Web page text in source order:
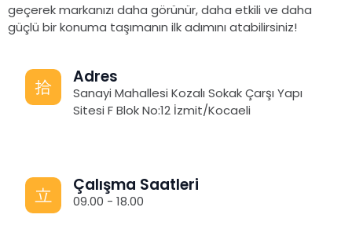
geçerek markanızı daha görünür, daha etkili ve daha
güçlü bir konuma taşımanın ilk adımını atabilirsiniz!
Adres
Sanayi Mahallesi Kozalı Sokak Çarşı Yapı
Sitesi F Blok No:12 İzmit/Kocaeli
Çalışma Saatleri
09.00 - 18.00